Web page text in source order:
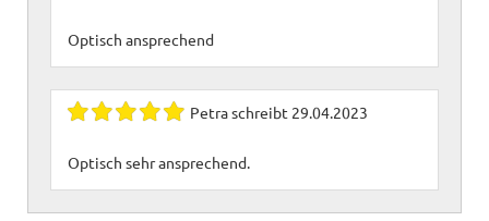
Optisch ansprechend
Petraschreibt 29.04.2023
Optisch sehr ansprechend.